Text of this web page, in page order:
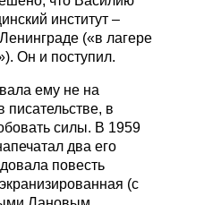
институт –
(«в лагере
Он и поступил.
ему не на
в
силы. В 1959
два его
повесть
(с